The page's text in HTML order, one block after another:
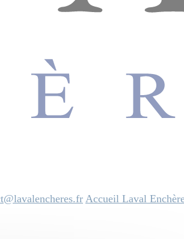
Accueil Laval